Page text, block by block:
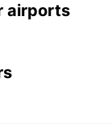
airports